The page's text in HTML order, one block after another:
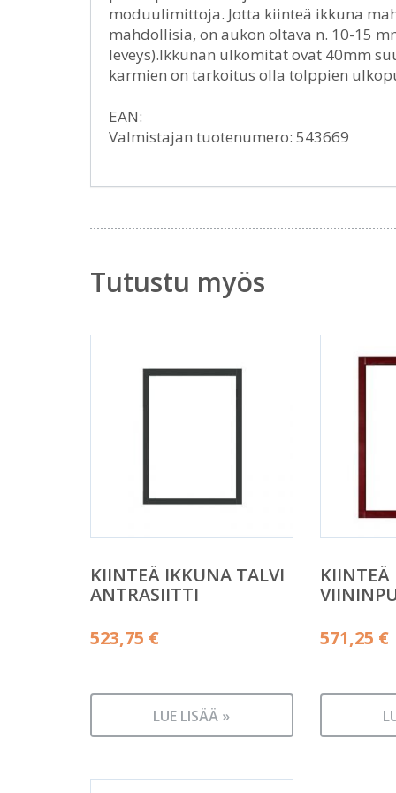
moduulimittoja. Jotta kiinteä ikkuna
mahdollisia, on aukon oltava n. 10-15
leveys).Ikkunan ulkomitat ovat 40mm
karmien on tarkoitus olla tolppien
EAN:
Valmistajan tuotenumero: 543669
Tutustu myös
KIINTEÄ IKKUNA TALVI
ANTRASIITTI
523,75 €
LUE LISÄÄ »
KIINTEÄ
571,25 €